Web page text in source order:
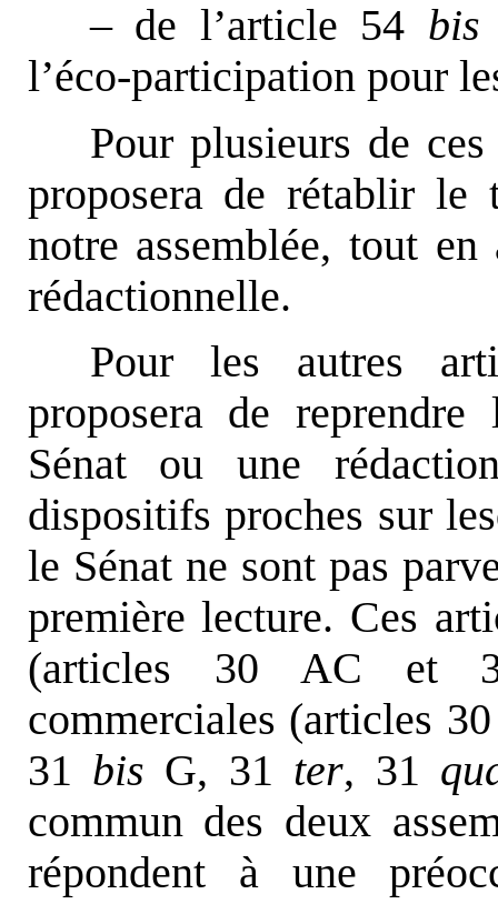
– de l’article 54 bis
l’éco-participation pour
Pour plusieurs de
proposera de rétablir le
notre assemblée, tout
rédactionnelle.
Pour les autres
proposera de
Sénat ou une
dispositifs proches sur
le Sénat ne sont pas
première lecture. Ces
(articles 30 AC et
commerciales (articles
31 bis G, 31 ter, 31
commun des deux
répondent à une